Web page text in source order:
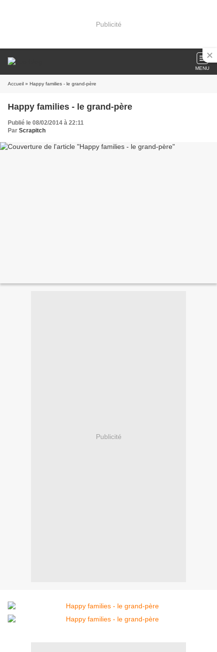
Publicité
MENU
Accueil » Happy families - le grand-père
Happy families - le grand-père
Publié le 08/02/2014 à 22:11
Par Scrapitch
Publicité